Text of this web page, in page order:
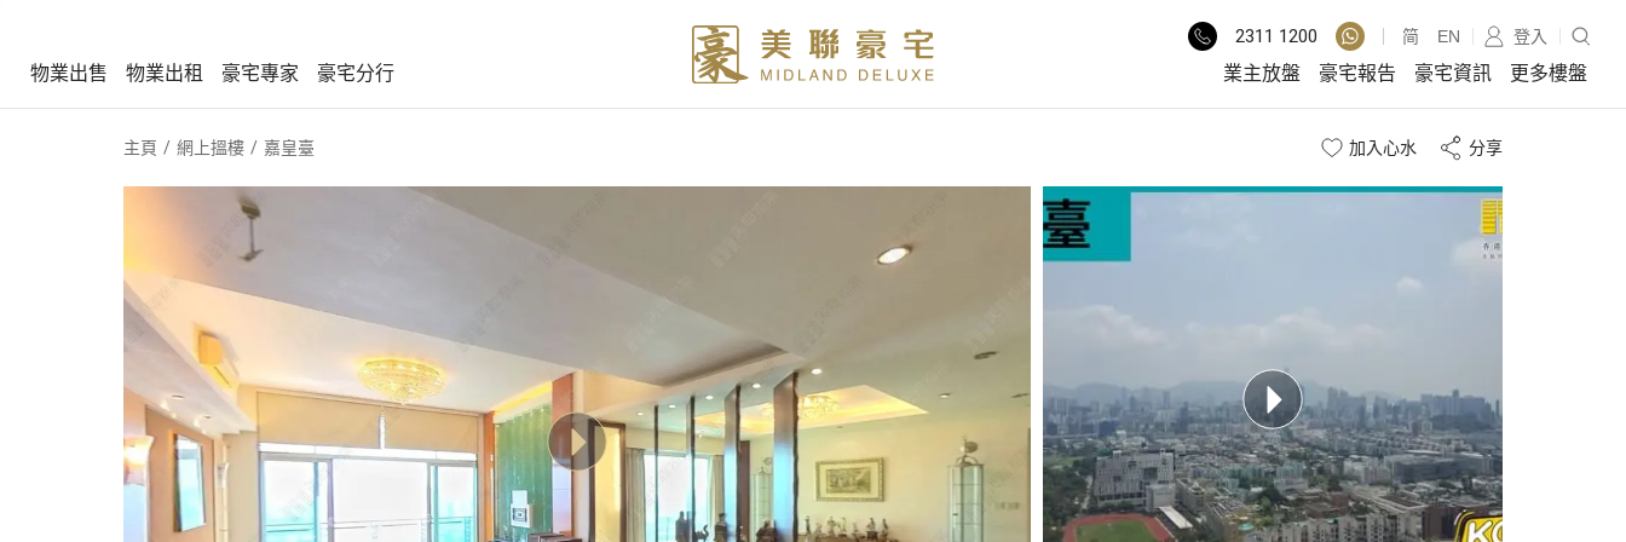
物業出售 物業出租 豪宅專家 豪宅分行 業主放盤 豪宅報告 豪宅資訊 更多樓盤
2311 1200 简 EN 登入
主頁 網上搵樓 嘉皇臺 加入心水 分享